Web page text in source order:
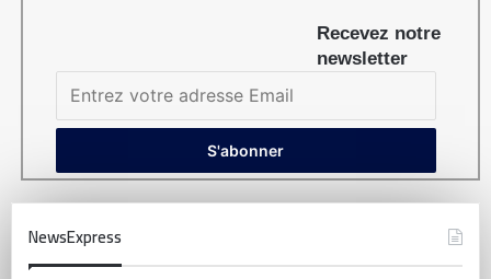
Recevez notre
newsletter
NewsExpress